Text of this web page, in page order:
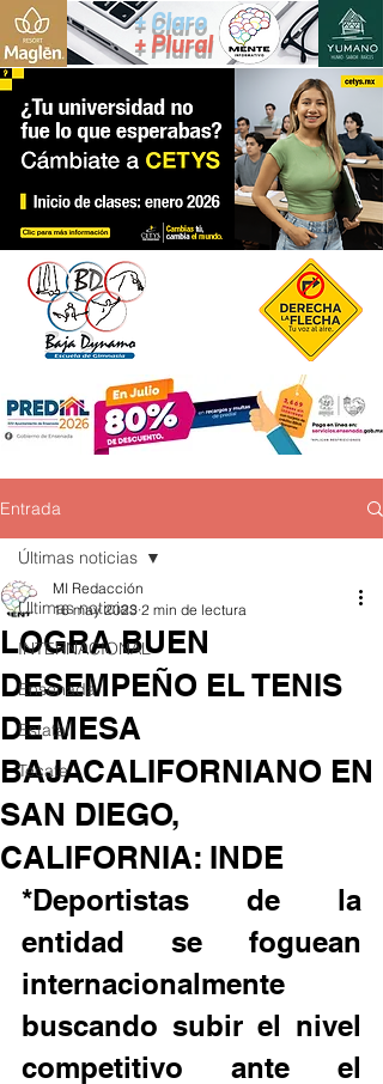
+ Claro
+ Plural
Entrada
Últimas noticias
INTERNACIONAL
Ensenada
Estatal
Tecate
Últimas noticias
LOGRA BUEN
DESEMPEÑO EL TENIS
DE MESA
BAJACALIFORNIANO EN
SAN DIEGO,
CALIFORNIA: INDE
MI Redacción
16 may 2023 2 min de lectura
*Deportistas de la
entidad se foguean
internacionalmente
buscando subir el nivel
competitivo ante el